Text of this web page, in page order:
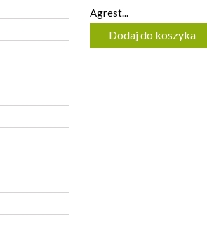
Agrest...
Dodaj do koszyka